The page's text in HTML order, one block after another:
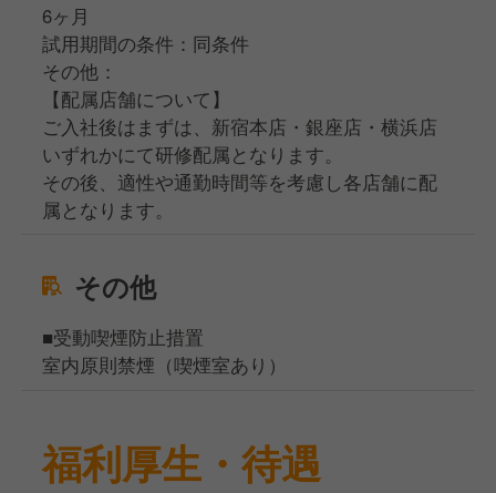
6ヶ月
試用期間の条件：同条件
その他：
【配属店舗について】
ご入社後はまずは、新宿本店・銀座店・横浜店
いずれかにて研修配属となります。
その後、適性や通勤時間等を考慮し各店舗に配
属となります。
その他
■受動喫煙防止措置
室内原則禁煙（喫煙室あり）
福利厚生・待遇